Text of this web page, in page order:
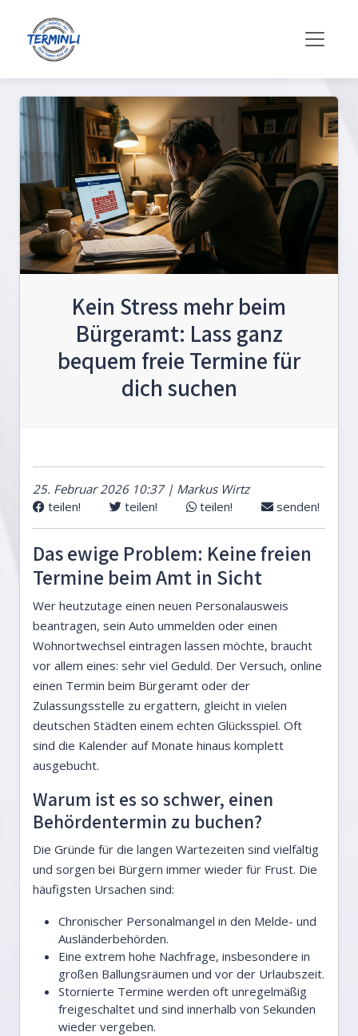
Kein Stress mehr beim
Bürgeramt: Lass ganz
bequem freie Termine für
dich suchen
25. Februar 2026 10:37 | Markus Wirtz
teilen!
teilen! teilen! senden!
Das ewige Problem: Keine freien
Termine beim Amt in Sicht
Wer heutzutage einen neuen Personalausweis
beantragen, sein Auto ummelden oder einen
Wohnortwechsel eintragen lassen möchte, braucht
vor allem eines: sehr viel Geduld. Der Versuch, online
einen Termin beim Bürgeramt oder der
Zulassungsstelle zu ergattern, gleicht in vielen
deutschen Städten einem echten Glücksspiel. Oft
sind die Kalender auf Monate hinaus komplett
ausgebucht.
Warum ist es so schwer, einen
Behördentermin zu buchen?
Die Gründe für die langen Wartezeiten sind vielfältig
und sorgen bei Bürgern immer wieder für Frust. Die
häufigsten Ursachen sind:
Chronischer Personalmangel in den Melde- und
Ausländerbehörden.
Eine extrem hohe Nachfrage, insbesondere in
großen Ballungsräumen und vor der Urlaubszeit.
Stornierte Termine werden oft unregelmäßig
freigeschaltet und sind innerhalb von Sekunden
wieder vergeben.